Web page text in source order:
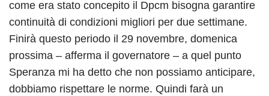
come era stato concepito il Dpcm bisogna garantire
continuità di condizioni migliori per due settimane.
Finirà questo periodo il 29 novembre, domenica
prossima – afferma il governatore – a quel punto
Speranza mi ha detto che non possiamo anticipare,
dobbiamo rispettare le norme. Quindi farà un